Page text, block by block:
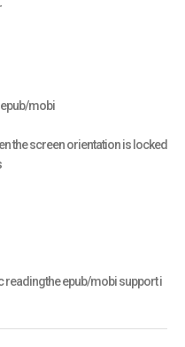
epub/mobi
the screen orientation is locked
readingthe epub/mobi support i